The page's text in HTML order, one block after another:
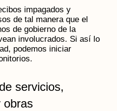
impagados y
de tal manera que el
de gobierno de la
involucrados. Si así lo
podemos iniciar
servicios,
obras